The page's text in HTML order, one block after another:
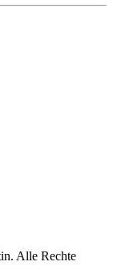
Alle Rechte